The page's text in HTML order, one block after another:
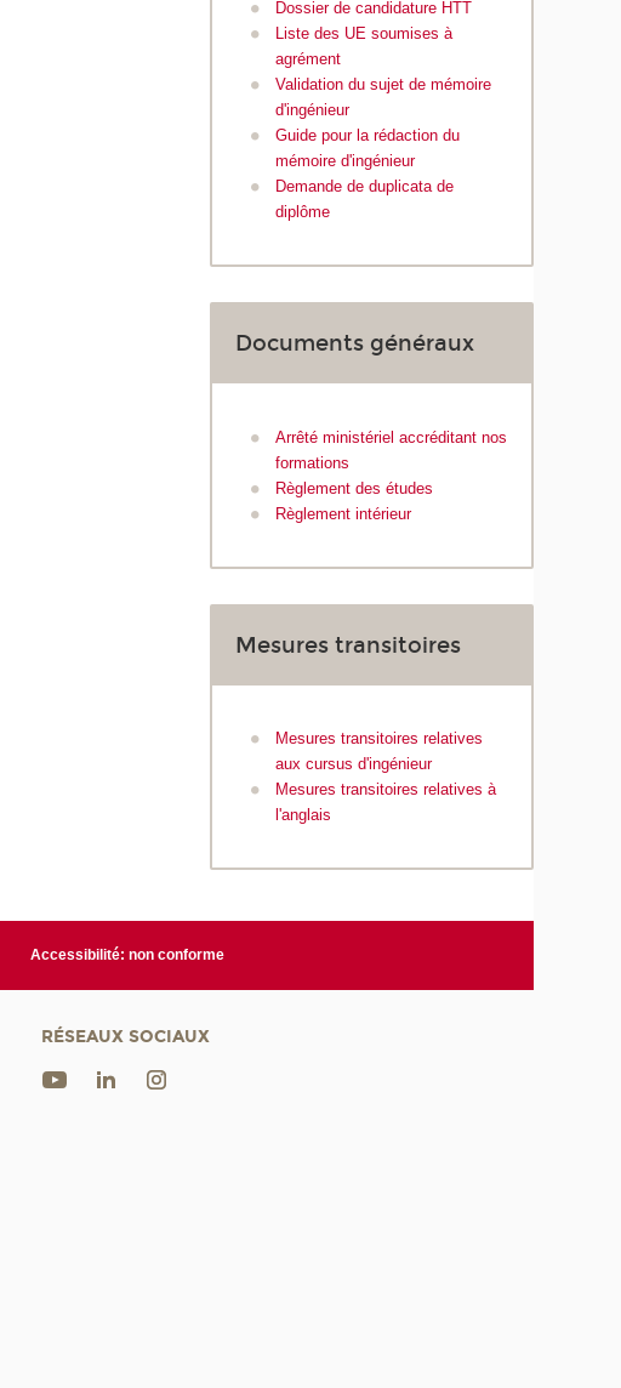
Dossier de candidature HTT
Liste des UE soumises à
agrément
Validation du sujet de mémoire
d'ingénieur
Guide pour la rédaction du
mémoire d'ingénieur
Demande de duplicata de
diplôme
Documents généraux
Arrêté ministériel accréditant nos
formations
Règlement des études
Règlement intérieur
Mesures transitoires
Mesures transitoires relatives
aux cursus d'ingénieur
Mesures transitoires relatives à
l'anglais
Accessibilité: non conforme
RÉSEAUX SOCIAUX